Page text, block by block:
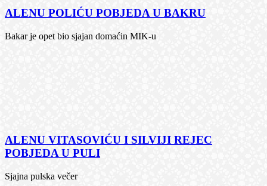
ALENU POLIĆU POBJEDA U BAKRU
Bakar je opet bio sjajan domaćin MIK-u
ALENU VITASOVIĆU I SILVIJI REJEC
POBJEDA U PULI
Sjajna pulska večer